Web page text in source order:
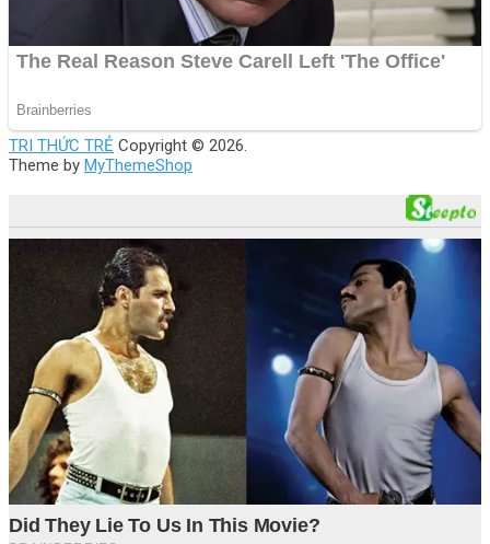
TRI THỨC TRẺ Copyright © 2026.
Theme by MyThemeShop